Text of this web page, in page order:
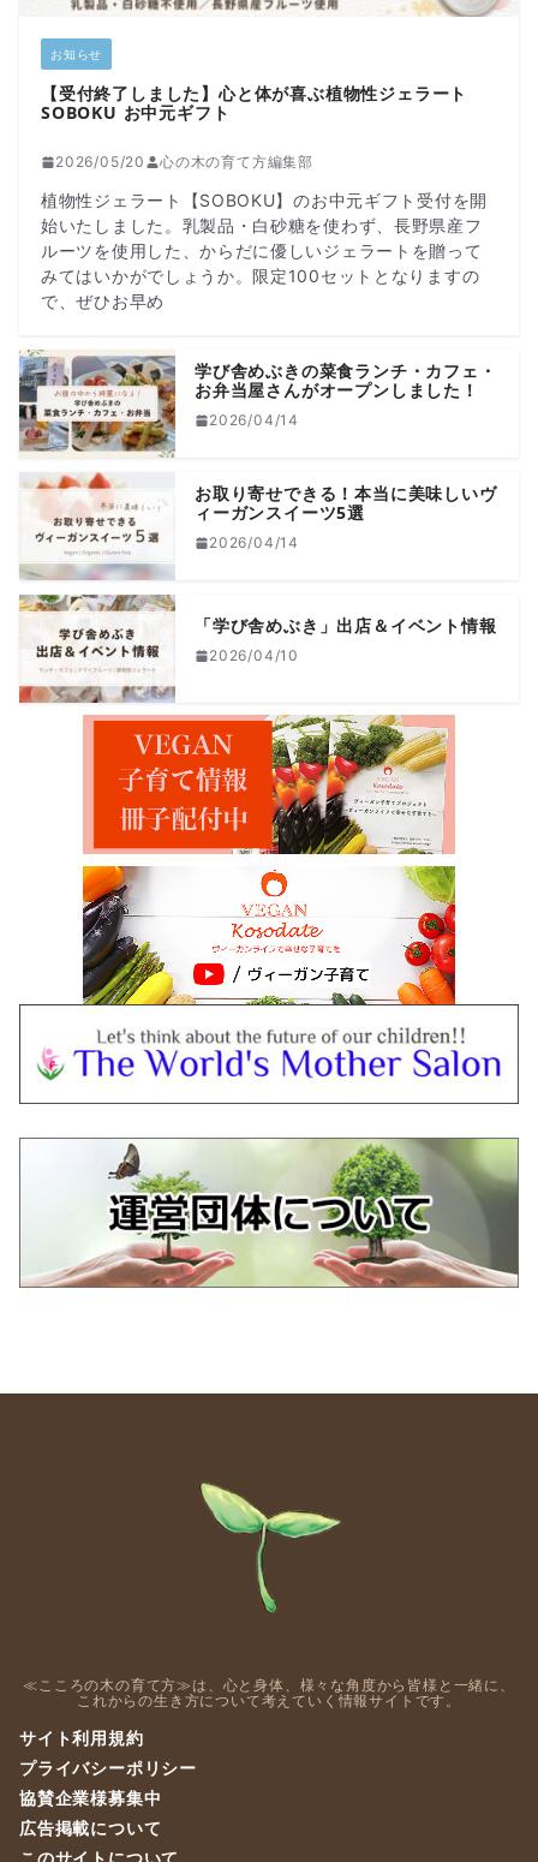
お知らせ
【受付終了しました】心と体が喜ぶ植物性ジェラート
SOBOKU お中元ギフト
2026/05/20 心の木の育て方編集部
植物性ジェラート【SOBOKU】のお中元ギフト受付を開
始いたしました。乳製品・白砂糖を使わず、長野県産フ
ルーツを使用した、からだに優しいジェラートを贈って
みてはいかがでしょうか。限定100セットとなりますの
で、ぜひお早め
学び舎めぶきの菜食ランチ・カフェ・
お弁当屋さんがオープンしました！
2026/04/14
お取り寄せできる！本当に美味しいヴ
ィーガンスイーツ5選
2026/04/14
「学び舎めぶき」出店＆イベント情報
2026/04/10
≪こころの木の育て方≫は、心と身体、様々な角度から皆様と一緒に、
これからの生き方について考えていく情報サイトです。
サイト利用規約
プライバシーポリシー
協賛企業様募集中
広告掲載について
このサイトについて